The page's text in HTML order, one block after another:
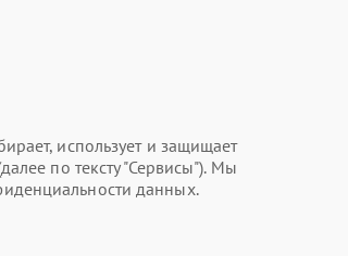
использует и защищает
по тексту "Сервисы"). Мы
данных.